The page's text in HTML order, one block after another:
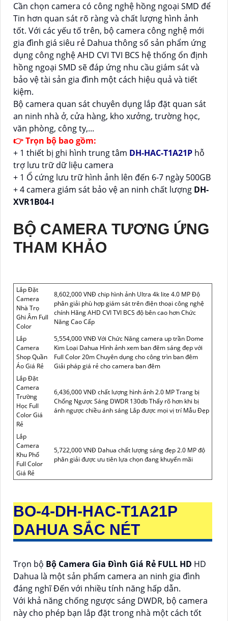
Cần chọn camera có công nghệ hồng ngoại SMD để
Tin hơn quan sát rõ ràng và chất lượng hình ảnh
tốt. Với các yếu tố trên, bộ camera công nghệ mới
gia đình giá siêu rẻ Dahua thông số sản phẩm ứng
dụng công nghệ AHD CVI TVI BCS hệ thống ổn định
hồng ngoại SMD sẽ đáp ứng nhu cầu giám sát và
bảo vệ tài sản gia đình một cách hiệu quả và tiết
kiệm.
Bộ camera quan sát chuyên dụng lắp đặt quan sát
an ninh nhà ở, cửa hàng, kho xưởng, trường học,
văn phòng, công ty,...
👉 Trọn bộ bao gồm:
+ 1 thiết bị ghi hình trung tâm DH-HAC-T1A21P hỗ
trợ lưu trữ dữ liệu camera
+ 1 Ổ cứng lưu trữ hình ảnh lên đến 6-7 ngày 500GB
+ 4 camera giám sát bảo vệ an ninh chất lượng DH-
XVR1B04-I
BỘ CAMERA TƯƠNG ỨNG
THAM KHẢO
Lắp Đặt
Camera
Nhà Trọ
Ghi Âm Full
Color
8,602,000 VNĐ chip hình ảnh Ultra 4k lite 4.0 MP Độ
phân giải phù hợp giám sát trên điện thoại công nghệ
chính Hãng AHD CVI TVI BCS độ bên cao hơn Chức
Năng Cao Cấp
Lắp
Camera
Shop Quần
Áo Giá Rẻ
5,554,000 VNĐ Với Chức Năng camera up trần Dome
Kim Loại Dahua Hình ảnh xem ban đêm sáng đẹp với
Full Color 20m Chuyên dụng cho công trìn ban đêm
Giải pháp giá rẻ cho camera ban đêm
Lắp Đặt
Camera
Trường
Học Full
Color Giá
Rẻ
6,436,000 VNĐ chất lượng hình ảnh 2.0 MP Trang bị
Chống Ngược Sáng DWDR 130db Thấy rõ hơn khi bị
ánh ngược chiều ánh sáng Lắp được mọi vị trí Mẫu Đẹp
Lắp
Camera
Khu Phố
Full Color
Giá Rẻ
5,722,000 VNĐ Dahua chất lượng sáng đẹp 2.0 MP độ
phân giải được ưu tiên lựa chọn đang khuyến mãi
BO-4-DH-HAC-T1A21P
DAHUA SẮC NÉT
Trọn bộ Bộ Camera Gia Đình Giá Rẻ FULL HD HD
Dahua là một sản phẩm camera an ninh gia đình
đáng nghĩ Đến với nhiều tính năng hấp dẫn.
Với khả năng chống ngược sáng DWDR, bộ camera
này cho phép bạn lắp đặt trong nhà một cách tốt